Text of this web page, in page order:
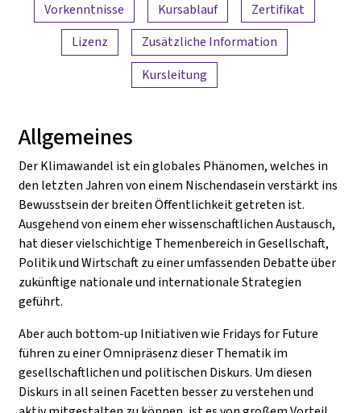
Vorkenntnisse
Kursablauf
Zertifikat
Lizenz
Zusätzliche Information
Kursleitung
Allgemeines
Der Klimawandel ist ein globales Phänomen, welches in
den letzten Jahren von einem Nischendasein verstärkt ins
Bewusstsein der breiten Öffentlichkeit getreten ist.
Ausgehend von einem eher wissenschaftlichen Austausch,
hat dieser vielschichtige Themenbereich in Gesellschaft,
Politik und Wirtschaft zu einer umfassenden Debatte über
zukünftige nationale und internationale Strategien
geführt.
Aber auch bottom-up Initiativen wie Fridays for Future
führen zu einer Omnipräsenz dieser Thematik im
gesellschaftlichen und politischen Diskurs. Um diesen
Diskurs in all seinen Facetten besser zu verstehen und